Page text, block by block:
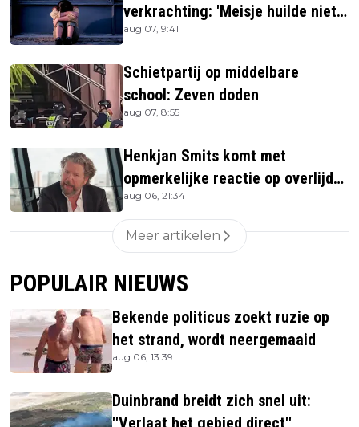
verkrachting: 'Meisje huilde niet
hard genoeg'
aug 07, 9:41
Schietpartij op middelbare
school: Zeven doden
aug 07, 8:55
Henkjan Smits komt met
opmerkelijke reactie op overlijden
Jerney Kaagman
aug 06, 21:34
Meer artikelen
POPULAIR NIEUWS
Bekende politicus zoekt ruzie op
het strand, wordt neergemaaid
aug 06, 13:39
Duinbrand breidt zich snel uit:
''Verlaat het gebied direct''